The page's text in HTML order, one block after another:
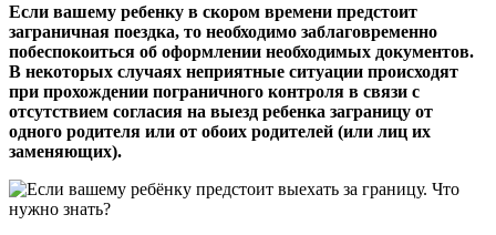
Если вашему ребенку в скором времени предстоит
заграничная поездка, то необходимо заблаговременно
побеспокоиться об оформлении необходимых документов.
В некоторых случаях неприятные ситуации происходят
при прохождении пограничного контроля в связи с
отсутствием согласия на выезд ребенка заграницу от
одного родителя или от обоих родителей (или лиц их
заменяющих).